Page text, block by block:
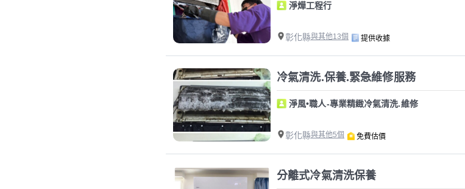
淨燁工程行
彰化縣與其他13個 提供收據
冷氣清洗.保養.緊急維修服務
淨風•職人-專業精緻冷氣清洗.維修
彰化縣與其他5個 免費估價
分離式冷氣清洗保養